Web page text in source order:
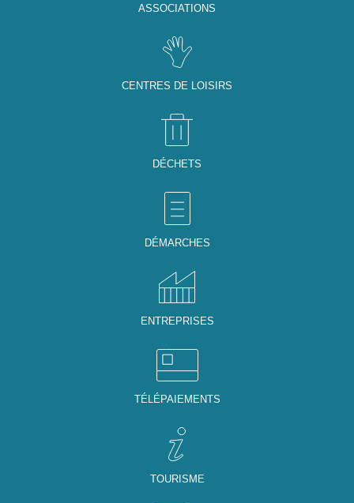
ASSOCIATIONS
CENTRES DE LOISIRS
DÉCHETS
DÉMARCHES
ENTREPRISES
TÉLÉPAIEMENTS
TOURISME